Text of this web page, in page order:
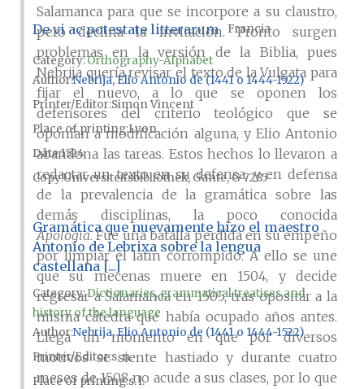
Salamanca para que se incorpore a su claustro,
pero declina la invitación. Pronto surgen
problemas en la versión de la Biblia, pues
Nebrija quería revisar el texto de la Vulgata para
fijar el nuevo, a lo que se oponen los
defensores del criterio teológico que se
oponían a modificación alguna, y Elio Antonio
abandona las tareas. Estos hechos lo llevaron a
redactar un texto en su defensa, y en defensa
de la prevalencia de la gramática sobre las
demás disciplinas, la poco conocida
Apologia. Fue una batalla perdida en su empeño
por limpiar el latín corrompido. A ello se une
que su mecenas muere en 1504, y decide
regresar a Salamanca en 1505, tras opositar a la
misma cátedra que había ocupado años antes.
Llega un momento en que por diversos
motivos se siente hastiado y durante cuatro
meses de 1508 no acude a sus clases, por lo que
De vi ac potestate litterarum Francia
Category:Orthography-Alphabet
AuthorNebrija, Elio Antonio de (1441 o 1444-1522)
Printer/Editor Simon Vincent
Place of printingLyon
Date1524
CopyUniversiteitsbibliothek, Gante, G 7285
Gramática que nuevamente hizo el maestro
Antonio de Lebrixa sobre la lengua
castellana [...]
Category:Dictionaries, grammatical treatises and
history of the language
Author Nebrija, Elio Antonio de (1441 o 1444-1522)
Printer/Editors. n.
Place of printings. l.